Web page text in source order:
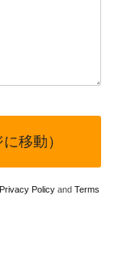
Privacy Policy andTerms